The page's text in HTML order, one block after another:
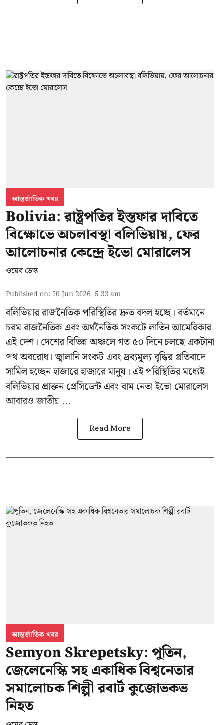
আন্তর্জাতিক খবর
Bolivia: রাষ্ট্রপতির ইস্তফার দাবিতে
বিক্ষোভে অচলাবস্থা বলিভিয়ায়, ফের
আলোচনার কেন্দ্রে ইভো মোরালেস
ওয়েব ডেস্ক
Published on: 20 Jun 2026, 5:33 am
বলিভিয়ার রাজনৈতিক পরিস্থিতির দ্রুত বদল হচ্ছে। বর্তমানে
চরম রাজনৈতিক এবং অর্থনৈতিক সংকটে লাতিন আমেরিকার
এই দেশ। দেশের বিভিন্ন অঞ্চলে গত ৫০ দিনে চলছে একটানা
পথ অবরোধ। জ্বালানি সংকট এবং দ্রব্যমূল্য বৃদ্ধির প্রতিবাদে
সামিল হচ্ছেন হাজারে হাজারে মানুষ। এই পরিস্থিতির মধ্যেই
বলিভিয়ার প্রাক্তন প্রেসিডেন্ট এবং বাম নেতাইভো মোরালেস
আবারও জাতীয় ...
Read More
আন্তর্জাতিক খবর
Semyon Skrepetsky: পুতিন,
জেলেনেস্কি সহ একাধিক বিশ্বনেতার
সমালোচক শিল্পী রবার্ট কুজোভকভ
নিহত